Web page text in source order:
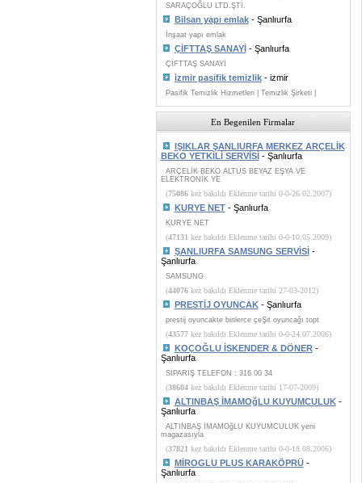
SARAÇOĞLU LTD.ŞTİ.
Bilsan yapı emlak- Şanlıurfa
İnşaat yapı emlak
ÇİFTTAŞ SANAYİ- Şanlıurfa
ÇİFTTAŞ SANAYİ
izmir pasifik temizlik- izmir
Pasifik Temizlik Hizmetleri | Temizlik Şirketi |
En Begenilen Firmalar
IŞIKLAR ŞANLIURFA MERKEZ ARÇELİK
BEKO YETKİLİ SERVİSİ- Şanlıurfa
ARÇELİK BEKO ALTUS BEYAZ EŞYA VE
ELEKTRONİK YE
(75086kez bakıldı Eklenme tarihi 0-0-26.02.2007)
KURYE NET- Şanlıurfa
KURYE NET
(47131 kez bakıldı Eklenme tarihi 0-0-10.05.2009)
ŞANLIURFA SAMSUNG SERVİSİ-
Şanlıurfa
SAMSUNG
(44076kez bakıldı Eklenme tarihi 27-03-2012)
PRESTİJ OYUNCAK- Şanlıurfa
prestij oyuncakte binlerce çeŞit oyuncağı topt
(43577kez bakıldı Eklenme tarihi 0-0-24.07.2006)
KOÇOĞLU İSKENDER & DÖNER-
Şanlıurfa
SİPARİŞ TELEFON : 316 00 34
(38604kez bakıldı Eklenme tarihi 17-07-2009)
ALTINBAŞ İMAMOğLU KUYUMCULUK-
Şanlıurfa
ALTINBAŞ İMAMOğLU KUYUMCULUK yeni
magazasıyla
(37821 kez bakıldı Eklenme tarihi 0-0-18.08.2006)
MİROGLU PLUS KARAKÖPRÜ-
Şanlıurfa